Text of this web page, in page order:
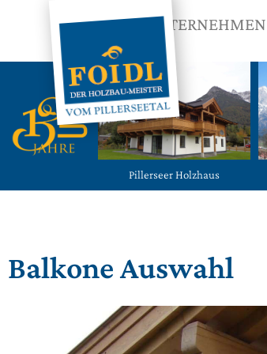
UNTERNEHMEN
Pillerseer Holzhaus
Balkone Auswahl